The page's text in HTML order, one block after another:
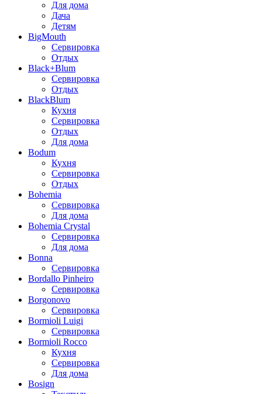
Для дома
Дача
Детям
BigMouth
Сервировка
Отдых
Black+Blum
Сервировка
Отдых
BlackBlum
Кухня
Сервировка
Отдых
Для дома
Bodum
Кухня
Сервировка
Отдых
Bohemia
Сервировка
Для дома
Bohemia Crystal
Сервировка
Для дома
Bonna
Сервировка
Bordallo Pinheiro
Сервировка
Borgonovo
Сервировка
Bormioli Luigi
Сервировка
Bormioli Rocco
Кухня
Сервировка
Для дома
Bosign